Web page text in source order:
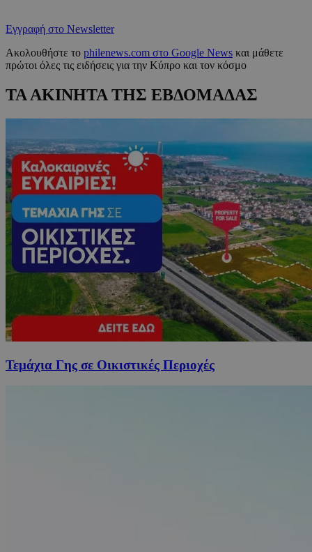
Εγγραφή στο Newsletter
Ακολουθήστε το philenews.com στο Google News και μάθετε
πρώτοι όλες τις ειδήσεις για την Κύπρο και τον κόσμο
ΤΑ ΑΚΙΝΗΤΑ ΤΗΣ ΕΒΔΟΜΑΔΑΣ
Τεμάχια Γης σε Οικιστικές Περιοχές